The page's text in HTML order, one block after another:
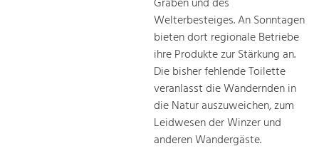
Graben und des
Welterbesteiges. An Sonntagen
bieten dort regionale Betriebe
ihre Produkte zur Stärkung an.
Die bisher fehlende Toilette
veranlasst die Wandernden in
die Natur auszuweichen, zum
Leidwesen der Winzer und
anderen Wandergäste.